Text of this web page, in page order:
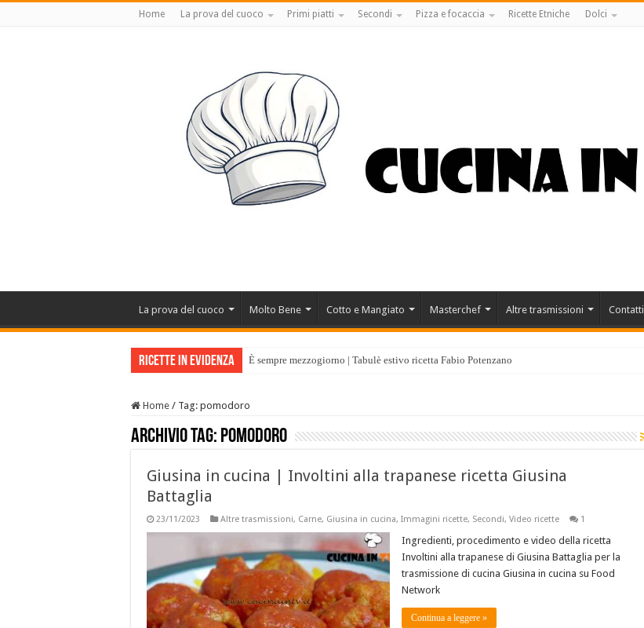
Home La prova del cuoco Primi piatti Secondi Pizza e focaccia Ricette Etniche Dolci
La prova del cuoco Molto Bene Cotto e Mangiato Masterchef Altre trasmissioni Contatti
Ricette in evidenza È sempre mezzogiorno | Tabulè estivo ricetta Fabio Potenzano
Home / Tag: pomodoro
Archivio tag: pomodoro
Giusina in cucina | Involtini alla trapanese ricetta Giusina
Battaglia
23/11/2023 Altre trasmissioni, Carne, Giusina in cucina, Immagini ricette, Secondi, Video ricette 1
Ingredienti, procedimento e video della ricetta
Involtini alla trapanese di Giusina Battaglia per la
trasmissione di cucina Giusina in cucina su Food
Network
Continua a leggere »